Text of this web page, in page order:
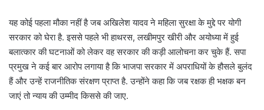
यह कोई पहला मौका नहीं है जब अखिलेश यादव ने महिला सुरक्षा के मुद्दे पर योगी
सरकार को घेरा है. इससे पहले भी हाथरस, लखीमपुर खीरी और अयोध्या में हुई
बलात्कार की घटनाओं को लेकर वह सरकार की कड़ी आलोचना कर चुके हैं. सपा
प्रमुख ने कई बार आरोप लगाया है कि भाजपा सरकार में अपराधियों के हौसले बुलंद
हैं और उन्हें राजनीतिक संरक्षण प्राप्त है. उन्होंने कहा कि जब रक्षक ही भक्षक बन
जाएं तो न्याय की उम्मीद किससे की जाए.